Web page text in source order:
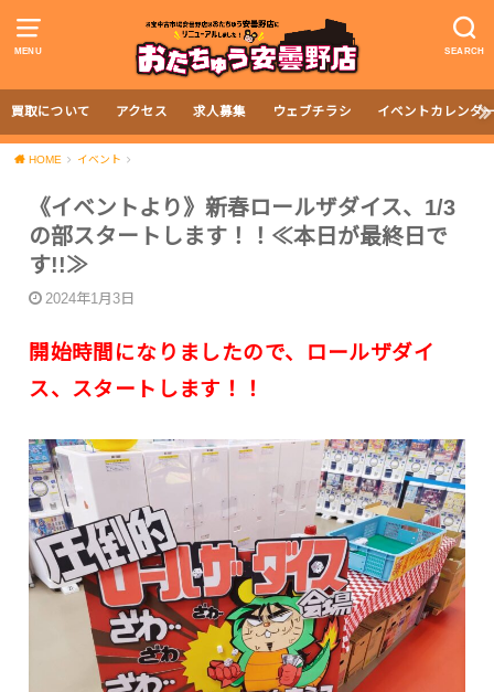
MENU SEARCH
買取について アクセス 求人募集 ウェブチラシ イベントカレンダ
HOME イベント
《イベントより》新春ロールザダイス、1/3
の部スタートします！！≪本日が最終日で
す!!≫
2024年1月3日
開始時間になりましたので、ロールザダイ
ス、スタートします！！